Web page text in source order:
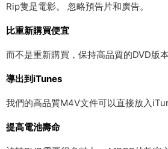
Rip隻是電影。 忽略預告片和廣告。
比重新購買便宜
而不是重新購買，保持高品質的DVD版本
導出到iTunes
我們的高品質M4V文件可以直接放入
提高電池壽命